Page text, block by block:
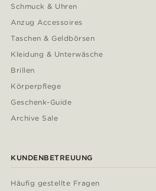
Schmuck & Uhren
Anzug Accessoires
Taschen & Geldbörsen
Kleidung & Unterwäsche
Brillen
Körperpflege
Geschenk-Guide
Archive Sale
KUNDENBETREUUNG
Häufig gestellte Fragen